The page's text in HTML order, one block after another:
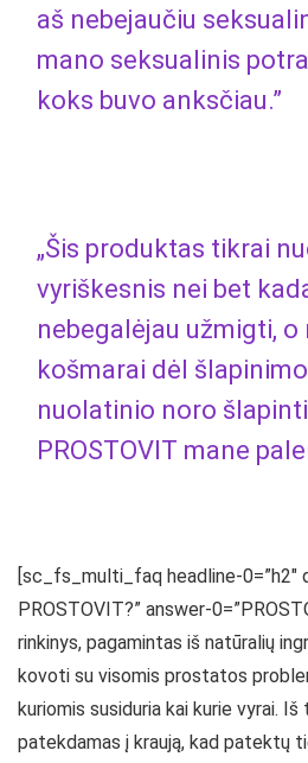
aš nebejaučiu
mano seksualinis
koks buvo anksčiau.”
„Šis produktas tikrai
vyriškesnis nei bet
nebegalėjau užmigti, o
košmarai dėl
nuolatinio noro
PROSTOVIT mane
[sc_fs_multi_faq headline-0=”h2″
PROSTOVIT?” answer-
rinkinys, pagamintas iš natūralių
kovoti su visomis prostatos
kuriomis susiduria kai kurie vyrai.
patekdamas į kraują, kad patektų